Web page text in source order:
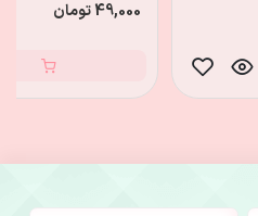
49,000 تومان